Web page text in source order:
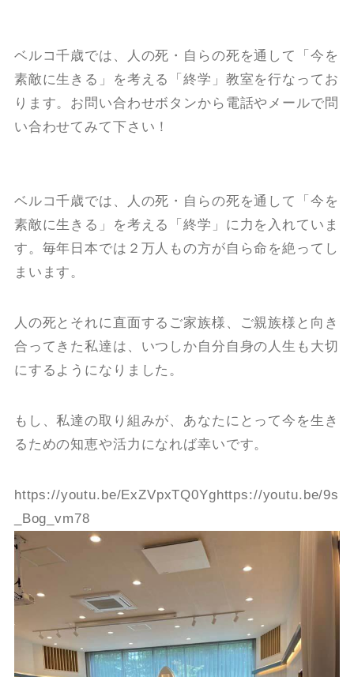
ベルコ千歳では、人の死・自らの死を通して「今を
素敵に生きる」を考える「終学」教室を行なってお
ります。お問い合わせボタンから電話やメールで問
い合わせてみて下さい！
ベルコ千歳では、人の死・自らの死を通して「今を
素敵に生きる」を考える「終学」に力を入れていま
す。毎年日本では２万人もの方が自ら命を絶ってし
まいます。
人の死とそれに直面するご家族様、ご親族様と向き
合ってきた私達は、いつしか自分自身の人生も大切
にするようになりました。
もし、私達の取り組みが、あなたにとって今を生き
るための知恵や活力になれば幸いです。
https://youtu.be/ExZVpxTQ0Yghttps://youtu.be/9s
_Bog_vm78